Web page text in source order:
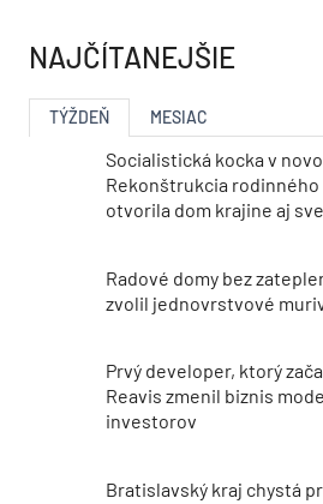
NAJČÍTANEJŠIE
TÝŽDEŇ MESIAC
Socialistická kocka v
Rekonštrukcia
otvorila dom krajine aj
Radové domy bez
zvolil jednovrstvové
Prvý developer, ktorý
Reavis zmenil biznis
investorov
Bratislavský kraj chystá